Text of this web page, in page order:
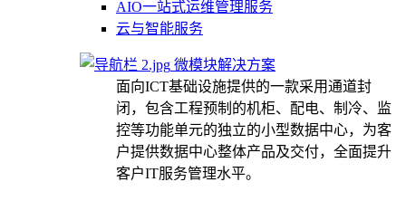
AIO一站式运维管理服务
云与智能服务
微模块解决方案
面向ICT基础设施提供的一款采用通道封
闭，包含工程预制的机柜、配电、制冷、监
控等功能单元的独立的小型数据中心，为客
户提供数据中心整体产品及交付，全面提升
客户IT服务管理水平。